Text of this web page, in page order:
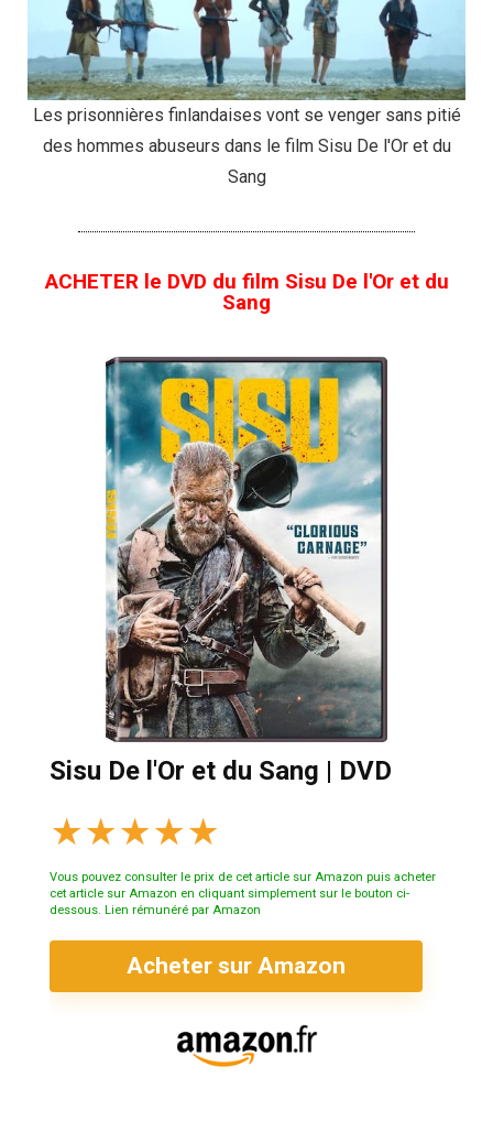
Les prisonnières finlandaises vont se venger sans pitié
des hommes abuseurs dans le film Sisu De l'Or et du
Sang
ACHETER le DVD du film Sisu De l'Or et du
Sang
Sisu De l'Or et du Sang | DVD
★★★★★
Vous pouvez consulter le prix de cet article sur Amazon puis acheter
cet article sur Amazon en cliquant simplement sur le bouton ci-
dessous. Lien rémunéré par Amazon
Acheter sur Amazon